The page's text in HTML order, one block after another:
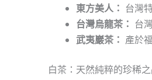
東方美人： 台灣
台灣烏龍茶： 台
武夷巖茶： 產於
白茶：天然純粹的珍稀